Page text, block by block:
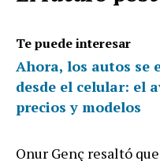
Te puede interesar
Ahora, los autos se
desde el celular: el
precios y modelos
Onur Genç resaltó